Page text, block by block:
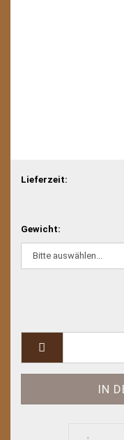
Lieferzeit:
Gewicht: